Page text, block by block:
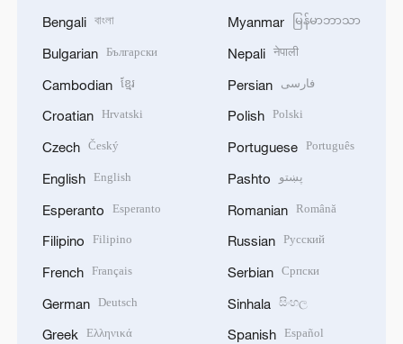
Bengali বাংলা
Bulgarian Български
Cambodian ខ្មែរ
Croatian Hrvatski
Czech Český
English English
Esperanto Esperanto
Filipino Filipino
French Français
German Deutsch
Greek Ελληνικά
Myanmar မြန်မာဘာသာ
Nepali नेपाली
Persian فارسی
Polish Polski
Portuguese Português
Pashto پښتو
Romanian Română
Russian Русский
Serbian Српски
Sinhala සිංහල
Spanish Español